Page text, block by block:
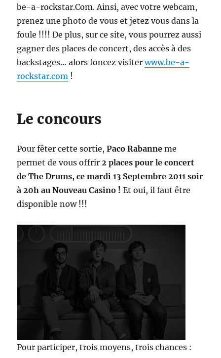
be-a-rockstar.Com. Ainsi, avec votre webcam,
prenez une photo de vous et jetez vous dans la
foule !!!! De plus, sur ce site, vous pourrez aussi
gagner des places de concert, des accès à des
backstages… alors foncez visiterwww.be-a-
rockstar.com !
Le concours
Pour fêter cette sortie,Paco Rabanne me
permet de vous offrir2 places pour le concert
de The Drums, ce mardi 13 Septembre 2011 soir
à 20h au Nouveau Casino !Et oui, il faut être
disponible now !!!
Pour participer, trois moyens, trois chances :